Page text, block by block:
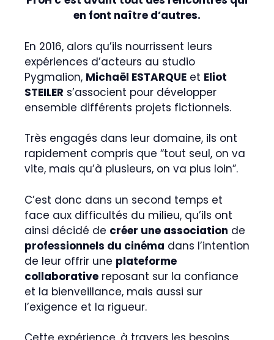
en font naître d’autres.
En 2016, alors qu’ils nourrissent leurs
expériences d’acteurs au studio
Pygmalion, Michaël ESTARQUE et Eliot
STEILER s’associent pour développer
ensemble différents projets fictionnels.
Très engagés dans leur domaine, ils ont
rapidement compris que “tout seul, on va
vite, mais qu’à plusieurs, on va plus loin”.
C’est donc dans un second temps et
face aux difficultés du milieu, qu’ils ont
ainsi décidé de créer une association de
professionnels du cinéma dans l’intention
de leur offrir une plateforme
collaborative reposant sur la confiance
et la bienveillance, mais aussi sur
l’exigence et la rigueur.